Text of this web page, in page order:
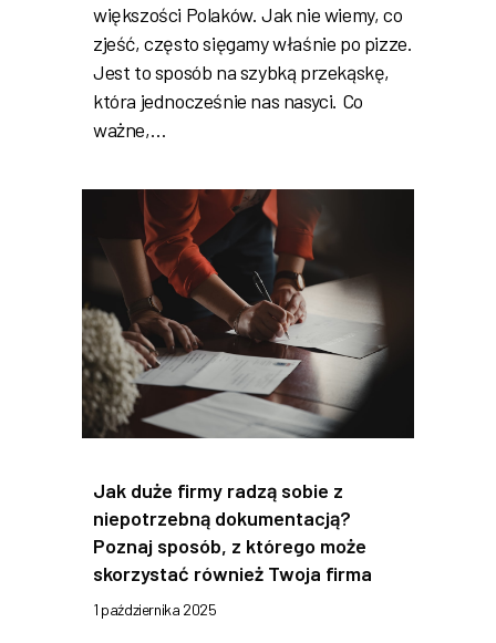
większości Polaków. Jak nie wiemy, co
zjeść, często sięgamy właśnie po pizze.
Jest to sposób na szybką przekąskę,
która jednocześnie nas nasyci. Co
ważne,…
Jak duże firmy radzą sobie z
niepotrzebną dokumentacją?
Poznaj sposób, z którego może
skorzystać również Twoja firma
1 października 2025